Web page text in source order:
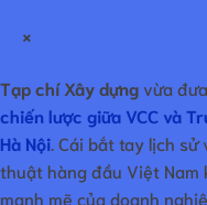
×
Tạp chí Xây dựngvừa
chiến lược giữa VCC và
Hà Nội. Cái bắt tay lịch sử
thuật hàng đầu Việt Nam
mạnh mẽ của doanh